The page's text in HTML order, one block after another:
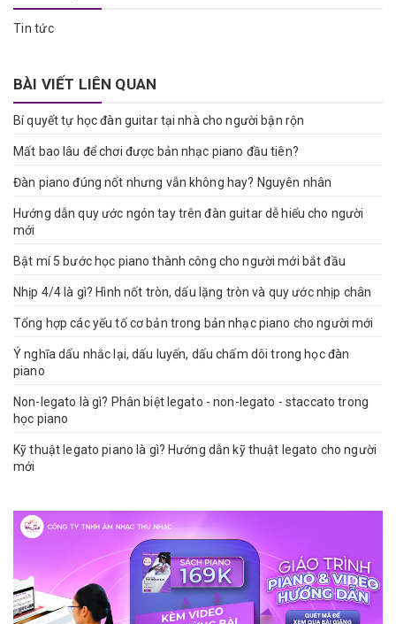
Tin tức
BÀI VIẾT LIÊN QUAN
Bí quyết tự học đàn guitar tại nhà cho người bận rộn
Mất bao lâu để chơi được bản nhạc piano đầu tiên?
Đàn piano đúng nốt nhưng vẫn không hay? Nguyên nhân
Hướng dẫn quy ước ngón tay trên đàn guitar dễ hiểu cho người
mới
Bật mí 5 bước học piano thành công cho người mới bắt đầu
Nhịp 4/4 là gì? Hình nốt tròn, dấu lặng tròn và quy ước nhịp chân
Tổng hợp các yếu tố cơ bản trong bản nhạc piano cho người mới
Ý nghĩa dấu nhắc lại, dấu luyến, dấu chấm dôi trong học đàn
piano
Non-legato là gì? Phân biệt legato - non-legato - staccato trong
học piano
Kỹ thuật legato piano là gì? Hướng dẫn kỹ thuật legato cho người
mới